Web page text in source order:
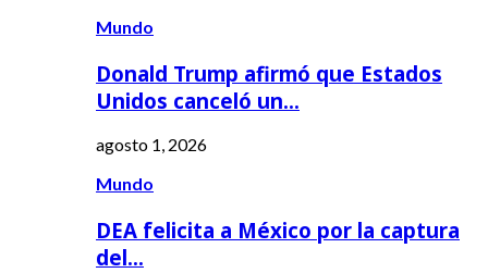
Mundo
Donald Trump afirmó que Estados
Unidos canceló un…
agosto 1, 2026
Mundo
DEA felicita a México por la captura
del…